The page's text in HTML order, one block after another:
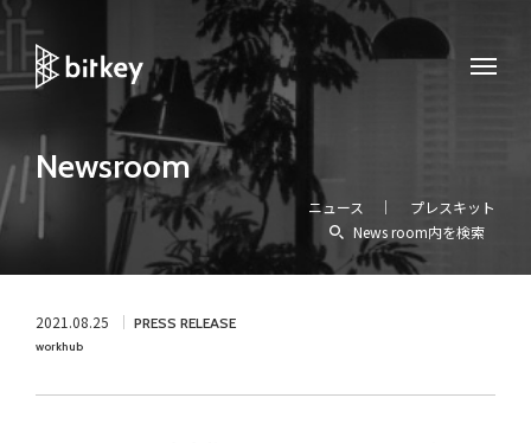
Newsroom
ニュース
プレスキット
News room内を検索
2021.08.25 PRESS RELEASE
workhub